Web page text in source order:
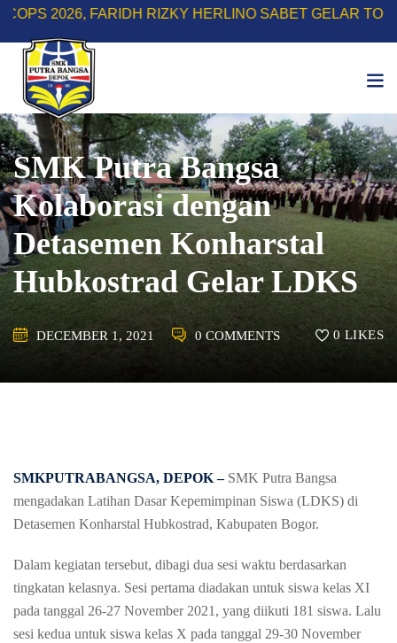
Skip
content
FARIDH RIZKY HERLINO SABET GELAR TOP SCORE |
SMK Putra Bangsa
Kolaborasi dengan
Detasemen Konharstal
Hubkostrad Gelar LDKS
DECEMBER 1, 2021 0 COMMENTS 0 LIKES
SMKPUTRABANGSA, DEPOK –SMK Putra Bangsa
mengadakan Latihan Dasar Kepemimpinan Siswa (LDKS) di
Detasemen Konharstal Hubkostrad, Kabupaten Bogor.
Dalam kegiatan tersebut, dibagi dua sesi waktu berdasarkan
tingkatan kelasnya. Sesi pertama diadakan untuk siswa kelas XI
pada tanggal 26-27 November 2021, yang diikuti 181 siswa. Lalu
sesi kedua untuk siswa kelas X pada tanggal 29-30 November